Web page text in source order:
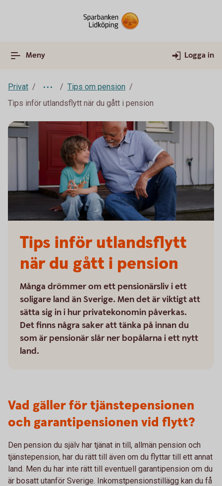
Meny Logga in
Privat
Tips om pension
Tips inför utlandsflytt när du gått i pension
Tips inför utlandsflytt
när du gått i pension
Många drömmer om ett pensionärsliv i ett
soligare land än Sverige. Men det är viktigt att
sätta sig in i hur privatekonomin påverkas.
Det finns några saker att tänka på innan du
som är pensionär slår ner bopålarna i ett nytt
land.
Vad gäller för tjänstepensionen
och garantipensionen vid flytt?
Den pension du själv har tjänat in till, allmän pension och
tjänstepension, har du rätt till även om du flyttar till ett annat
land. Men du har inte rätt till eventuell garantipension om du
är bosatt utanför Sverige. Inkomstpensionstillägg kan du få